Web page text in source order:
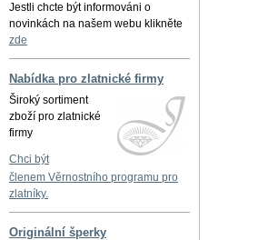
Jestli chcte být informováni o
novinkách na našem webu klikněte
zde
Nabídka pro zlatnické firmy
Široký sortiment
zboží pro zlatnické
firmy
Chci být
členem Věrnostního programu pro
zlatníky.
Originální šperky